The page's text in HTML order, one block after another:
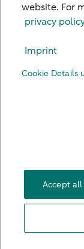
Our
Viewpoints
Contact
website. For
privacy
Imprint
Cookie Details
Accept all